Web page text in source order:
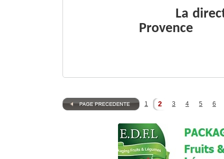
La
Provence
1 2 3 4 5 6